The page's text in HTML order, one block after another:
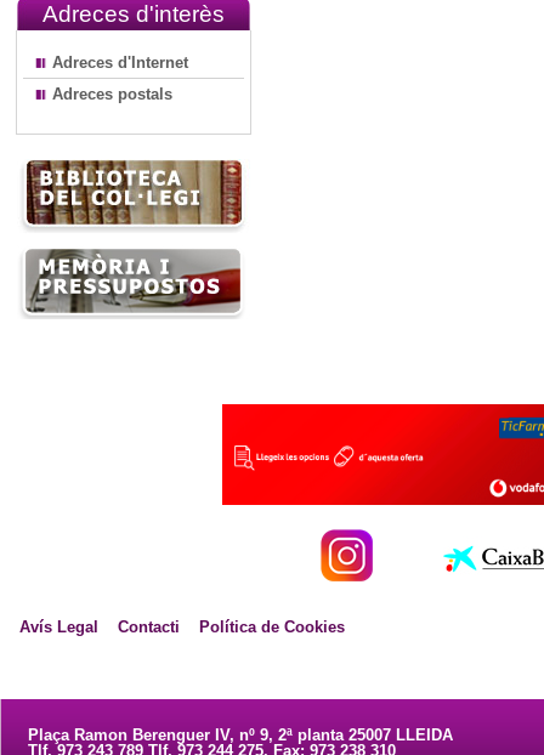
Adreces d'interès
Adreces d'Internet
Adreces postals
Avís Legal Contacti Política de Cookies
Plaça Ramon Berenguer IV, nº 9, 2ª planta 25007 LLEIDA
Tlf. 973 243 789 Tlf. 973 244 275. Fax: 973 238 310